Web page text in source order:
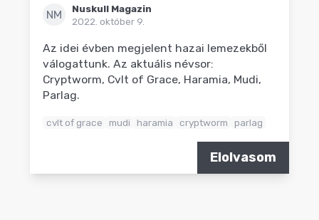
NM
Nuskull Magazin
2022. október 9.
Az idei évben megjelent hazai lemezekből
válogattunk. Az aktuális névsor:
Cryptworm, Cvlt of Grace, Haramia, Mudi,
Parlag.
cvlt of grace mudi haramia cryptworm parlag
Elolvasom